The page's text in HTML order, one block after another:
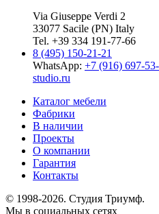
Via Giuseppe Verdi 2
33077 Sacile (PN) Italy
Tel. +39 334 191-77-66
8 (495) 150-21-21
WhatsApp: +7 (916) 697-
studio.ru
Каталог мебели
Фабрики
В наличии
Проекты
О компании
Гарантия
Контакты
© 1998-2026. Студия Триумф.
Мы в социальных сетях